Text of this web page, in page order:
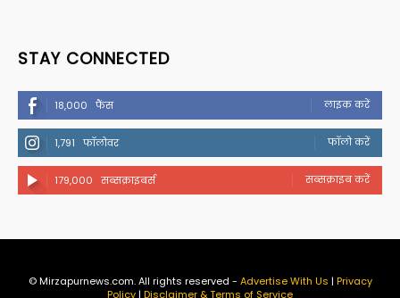
STAY CONNECTED
18,000 फैंस लाइक करें
1,791 फॉलोवर फॉलो करें
179,000 सब्सक्राइबर्स सब्सक्राइब करें
© Mirzapurnews.com. All rights reserved - Advertise With Us | Privacy
Policy| Disclaimer & Terms of Service